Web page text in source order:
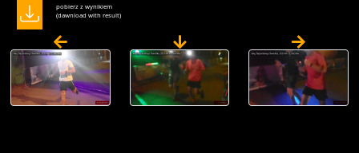
pobierz z wynikiem
(dawnload with result)